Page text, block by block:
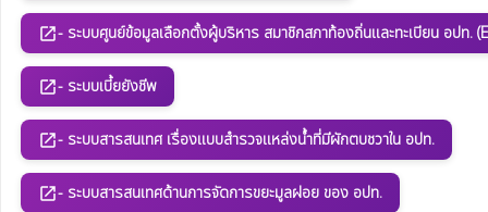
open_in_new- ระบบศูนย์ข้อมูลเลือกตั้งผู้บริหาร สมาชิกสภาท้องถิ่นและทะเบียน อปท.
open_in_new- ระบบเบี้ยยังชีพ
open_in_new- ระบบสารสนเทศ เรื่องแบบสำรวจแหล่งน้ำที่มีผักตบชวาใน อปท.
open_in_new- ระบบสารสนเทศด้านการจัดการขยะมูลฝอย ของ อปท.